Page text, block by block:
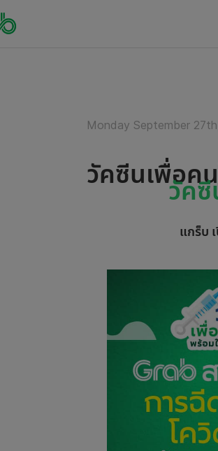
Monday September
วัคซีนเพื่อค
วัคซี
แกร็บ